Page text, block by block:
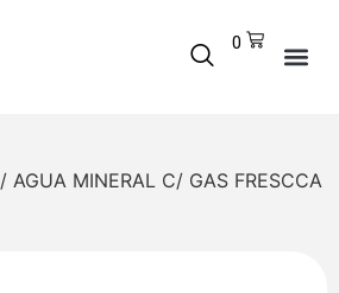
0
/ AGUA MINERAL C/ GAS FRESCCA